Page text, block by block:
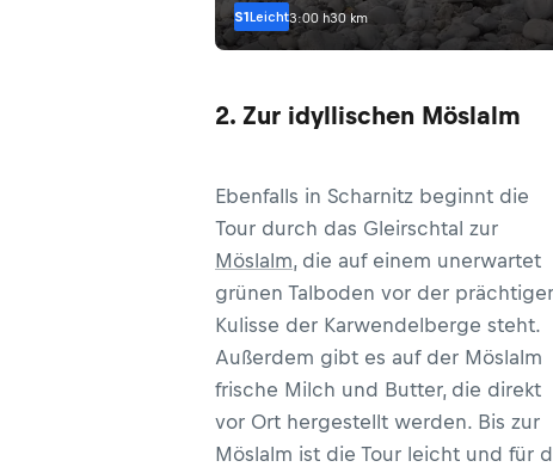
S1Leicht3:00 h30 km
2. Zur idyllischen Möslalm
Ebenfalls in Scharnitz beginnt die
Tour durch das Gleirschtal zur
Möslalm, die auf einem unerwartet
grünen Talboden vor der
Kulisse der Karwendelberge steht.
Außerdem gibt es auf der Möslalm
frische Milch und Butter, die direkt
vor Ort hergestellt werden. Bis zur
Möslalm ist die Tour leicht und für